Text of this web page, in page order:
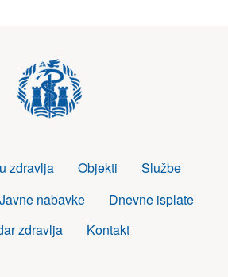
zdravlja Objekti
Službe
Javne nabavke
Dnevne isplate
zdravlja
Kontakt